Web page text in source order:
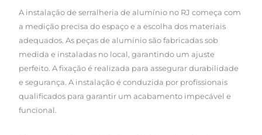
A instalação de serralheria de alumínio no RJ começa com
a medição precisa do espaço e a escolha dos materiais
adequados. As peças de alumínio são fabricadas sob
medida e instaladas no local, garantindo um ajuste
perfeito. A fixação é realizada para assegurar durabilidade
e segurança. A instalação é conduzida por profissionais
qualificados para garantir um acabamento impecável e
funcional.